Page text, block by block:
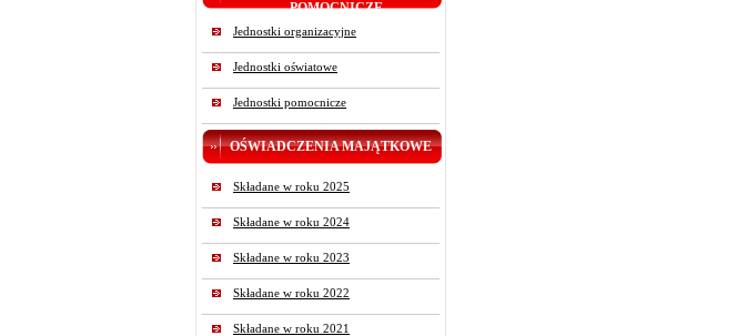
POMOCNICZE
Jednostki organizacyjne
Jednostki oświatowe
Jednostki pomocnicze
OŚWIADCZENIA MAJĄTKOWE
Składane w roku 2025
Składane w roku 2024
Składane w roku 2023
Składane w roku 2022
Składane w roku 2021